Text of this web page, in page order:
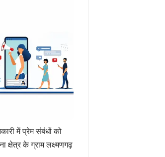
में प्रेम संबंधों को
क्षेत्र के ग्राम लक्ष्मणगढ़